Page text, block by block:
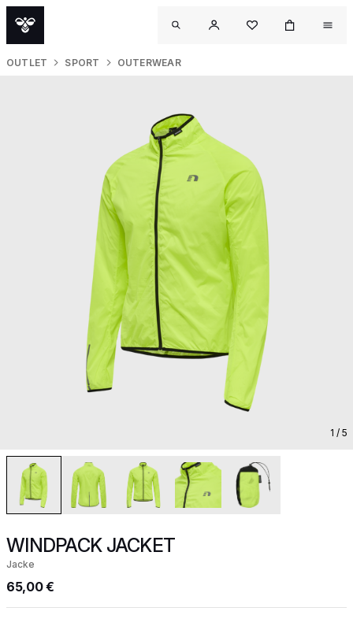
OUTLET SPORT OUTERWEAR
1 / 5
WINDPACK JACKET
Jacke
65,00 €